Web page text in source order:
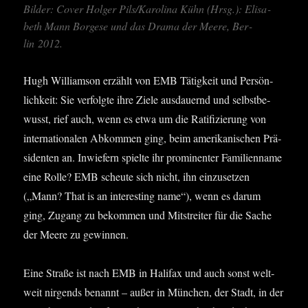
Bil­der: Cover Hol­ger Pils/Karolina Kühn (Hrsg.): Eli­sa­
beth Mann Bor­ge­se und das Dra­ma der Mee­re, Ber­
lin 2012.
Hugh Wil­liam­son erzählt von EMB Tätig­keit und Per­sön­
lich­keit: Sie ver­folg­te ihre Zie­le aus­dau­ernd und selbst­be­
wusst, rief auch, wenn es etwa um die Rati­fi­zie­rung von
inter­na­tio­na­len Abkom­men ging, beim ame­ri­ka­ni­schen Prä­
si­den­ten an. Inwie­fern spiel­te ihr pro­mi­nen­ter Fami­li­en­na­me
eine Rol­le? EMB scheu­te sich nicht, ihn ein­zu­set­zen
(„Mann? That is an inte­res­t­ing name“), wenn es dar­um
ging, Zugang zu bekom­men und Mit­strei­ter für die Sache
der Mee­re zu gewinnen.
Eine Stra­ße ist nach EMB in Hali­fax und auch sonst welt­
weit nir­gends benannt – außer in Mün­chen, der Stadt, in der